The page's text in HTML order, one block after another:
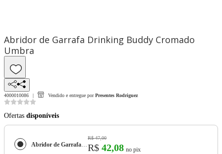
Abridor de Garrafa Drinking Buddy Cromado
Umbra
4000010086 Vendido e entregue por Presentes Rodriguez
Ofertas disponíveis
Abridor de Garrafa Drinking Buddy Cromado Umbra
R$ 47,00
R$ 42,08 no pix